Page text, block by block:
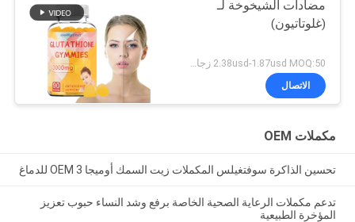
مضادات الشيخوخة لـ
(غلوتاتيون)
2.38usd-1.87usd MOQ:50 زجاجة
الاتصال
مكملات OEM
تحسين الذاكرة سوفتغيلس المكملات زيت السمك أوميجا 3 OEM للدماغ
تدعم مكملات الرعاية الصحية الخاصة برفع وشد النساء حبوب تعزيز
المؤخرة الطبيعية